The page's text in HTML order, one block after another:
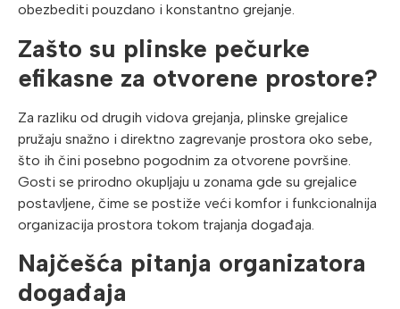
obezbediti pouzdano i konstantno grejanje.
Zašto su plinske pečurke
efikasne za otvorene prostore?
Za razliku od drugih vidova grejanja, plinske grejalice
pružaju snažno i direktno zagrevanje prostora oko sebe,
što ih čini posebno pogodnim za otvorene površine.
Gosti se prirodno okupljaju u zonama gde su grejalice
postavljene, čime se postiže veći komfor i funkcionalnija
organizacija prostora tokom trajanja događaja.
Najčešća pitanja organizatora
događaja